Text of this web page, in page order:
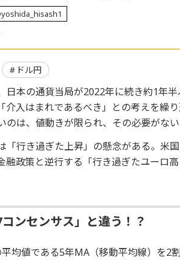
ドル円
日本の通貨当局が2022年に続き約1年
介入はまれであるべき」との考えを繰
のは、値動きが限られ、その必要がない
「行き過ぎた上昇」の懸念がある。米
融政策と逆行する「行き過ぎたユーロ
ンセンサス」と違う！？
均値である5年MA（移動平均線）を2